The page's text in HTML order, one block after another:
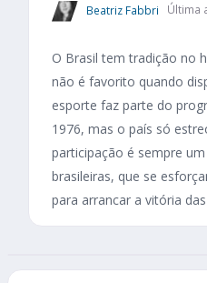
Beatriz Fabbri Última
O Brasil tem tradição no
não é favorito quando
esporte faz parte do
1976, mas o país só
participação é sempre
brasileiras, que se
para arrancar a vitória